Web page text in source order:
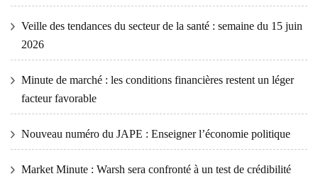
Veille des tendances du secteur de la santé : semaine du 15 juin
2026
Minute de marché : les conditions financières restent un léger
facteur favorable
Nouveau numéro du JAPE : Enseigner l’économie politique
Market Minute : Warsh sera confronté à un test de crédibilité